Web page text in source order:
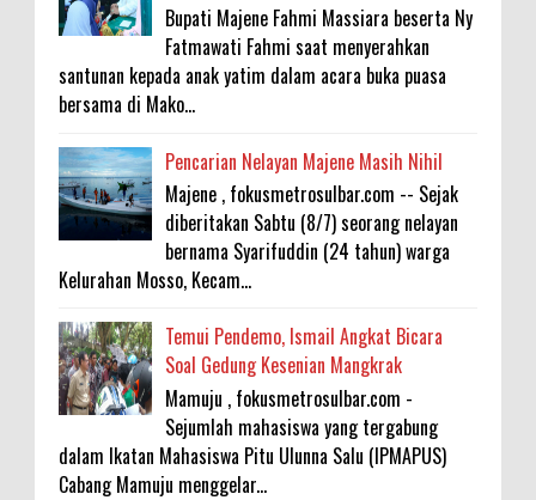
Bupati Majene Fahmi Massiara beserta Ny
Fatmawati Fahmi saat menyerahkan
santunan kepada anak yatim dalam acara buka puasa
bersama di Mako...
Pencarian Nelayan Majene Masih Nihil
Majene , fokusmetrosulbar.com -- Sejak
diberitakan Sabtu (8/7) seorang nelayan
bernama Syarifuddin (24 tahun) warga
Kelurahan Mosso, Kecam...
Temui Pendemo, Ismail Angkat Bicara
Soal Gedung Kesenian Mangkrak
Mamuju , fokusmetrosulbar.com -
Sejumlah mahasiswa yang tergabung
dalam Ikatan Mahasiswa Pitu Ulunna Salu (IPMAPUS)
Cabang Mamuju menggelar...